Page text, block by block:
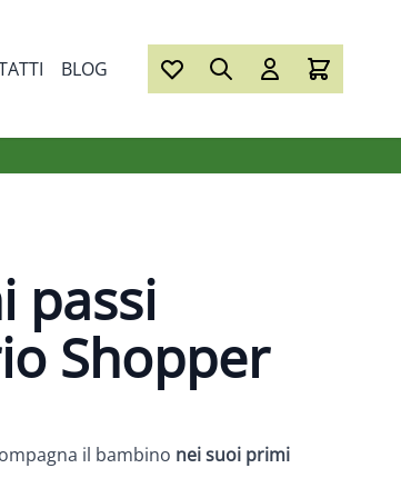
BLOG
passi
Shopper
il bambino nei suoi primi